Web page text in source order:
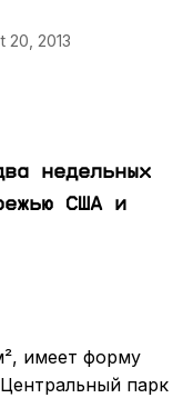
20, 2013
недельных
США и
имеет форму
парк